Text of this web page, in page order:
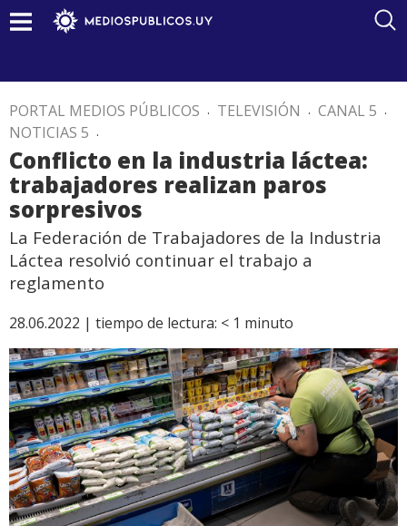
PORTAL MEDIOS PÚBLICOS . TELEVISIÓN . CANAL 5 .
NOTICIAS 5 .
Conflicto en la industria láctea:
trabajadores realizan paros
sorpresivos
La Federación de Trabajadores de la Industria
Láctea resolvió continuar el trabajo a
reglamento
28.06.2022 | tiempo de lectura: < 1 minuto